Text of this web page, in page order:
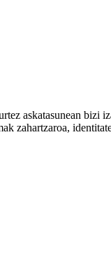
askatasunean bizi
zahartzaroa,